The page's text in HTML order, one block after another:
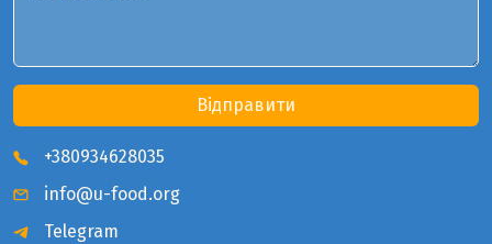
+380934628035
info@u-food.org
Telegram
Відправити